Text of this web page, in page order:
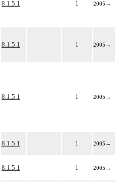
8.1.5.1 1 2005 →
8.1.5.1 1 2005 →
8.1.5.1 1 2005 →
8.1.5.1 1 2005 →
8.1.5.1 1 2005 →